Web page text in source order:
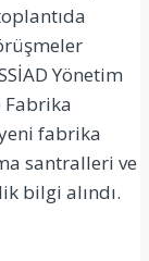
Yönetim
Fabrika
fabrika
santralleri ve
bilgi alındı.